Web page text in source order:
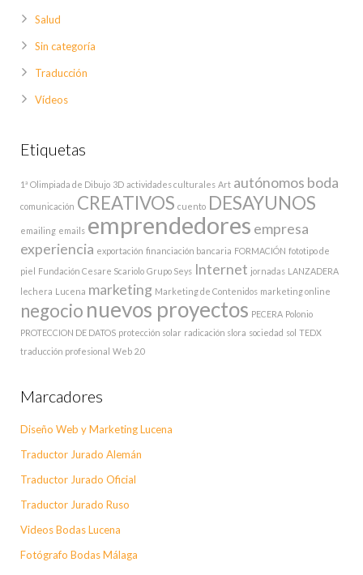
Salud
Sin categoría
Traducción
Vídeos
Etiquetas
1ª Olimpiada de Dibujo 3D actividades culturales Art autónomos boda
comunicación CREATIVOS cuento DESAYUNOS
emailing emails emprendedores empresa
experiencia exportación financiación bancaria FORMACIÓN fototipo de
piel Fundación Cesare Scariolo Grupo Seys Internet jornadas LANZADERA
lechera Lucena marketing Marketing de Contenidos marketing online
negocio nuevos proyectos PECERA Polonio
PROTECCION DE DATOS protección solar radicación slora sociedad sol TEDX
traducción profesional Web 2.0
Marcadores
Diseño Web y Marketing Lucena
Traductor Jurado Alemán
Traductor Jurado Oficial
Traductor Jurado Ruso
Videos Bodas Lucena
Fotógrafo Bodas Málaga